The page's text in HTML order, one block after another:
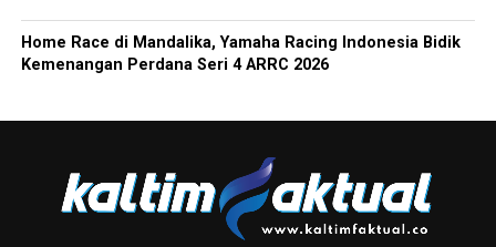
Home Race di Mandalika, Yamaha Racing Indonesia Bidik
Kemenangan Perdana Seri 4 ARRC 2026